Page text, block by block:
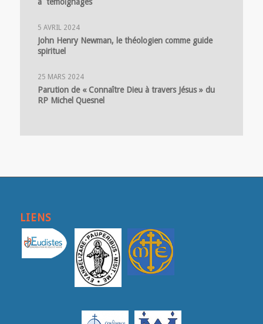
5 AVRIL 2024
John Henry Newman, le théologien comme guide
spirituel
25 MARS 2024
Parution de « Connaître Dieu à travers Jésus » du
RP Michel Quesnel
LIENS